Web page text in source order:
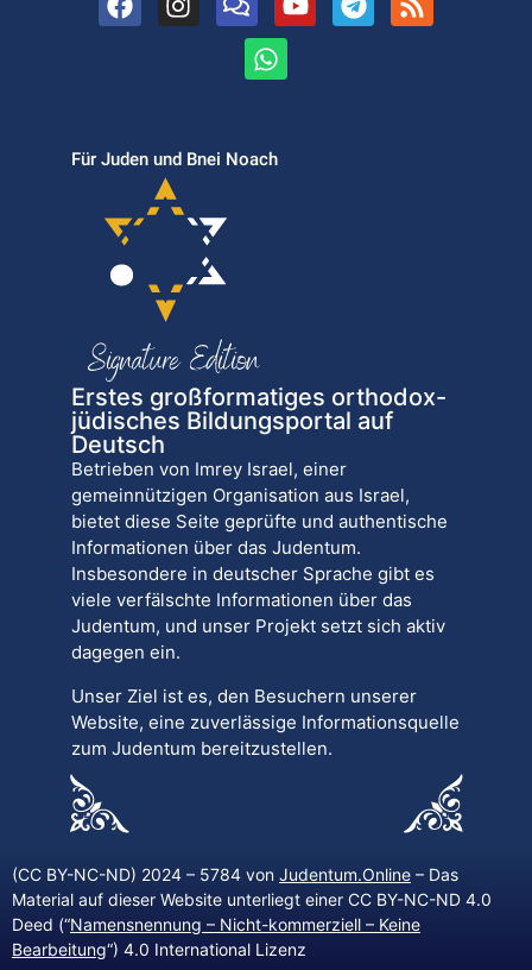
Für Juden und Bnei Noach
Erstes großformatiges orthodox-
jüdisches Bildungsportal auf
Deutsch
Betrieben von Imrey Israel, einer
gemeinnützigen Organisation aus Israel,
bietet diese Seite geprüfte und authentische
Informationen über das Judentum.
Insbesondere in deutscher Sprache gibt es
viele verfälschte Informationen über das
Judentum, und unser Projekt setzt sich aktiv
dagegen ein.
Unser Ziel ist es, den Besuchern unserer
Website, eine zuverlässige Informationsquelle
zum Judentum bereitzustellen.
(CC BY-NC-ND) 2024 – 5784 von Judentum.Online – Das
Material auf dieser Website unterliegt einer CC BY-NC-ND 4.0
Deed (“Namensnennung – Nicht-kommerziell – Keine
Bearbeitung“) 4.0 International Lizenz